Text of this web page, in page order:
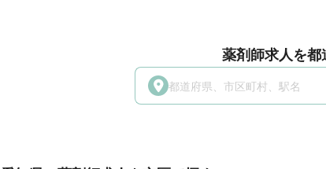
薬剤師求人を